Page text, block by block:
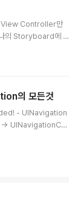
View Controller만
나의 Storyboard에 여
그럼, 하나의 storyb
의 모든것
- UINavigation
→ UINavigationCo
을 TabBar 안
{ override fun
//..